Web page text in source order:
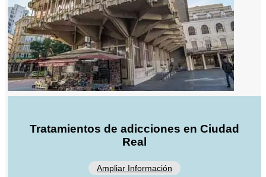
Tratamientos de adicciones en Ciudad
Real
Ampliar Información